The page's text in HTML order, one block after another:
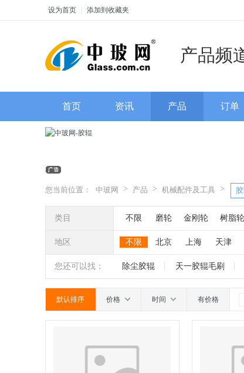
设为首页 添加到收藏夹
产品频
首页 资讯 产品 订单
您当前位置： 中玻网 > 产品 > 机械配件及工具 >
类目 不限 磨轮 金刚轮 树脂轮
轮 玻璃机械配件 花边钳
石英陶瓷辊 辊道绳 橡胶制
地区 不限 北京 上海 天津
南 广东 广西 江西 四
您还可以找： 除尘胶辊 天一胶辊毛刷
默认排序 价格 时间 有价格